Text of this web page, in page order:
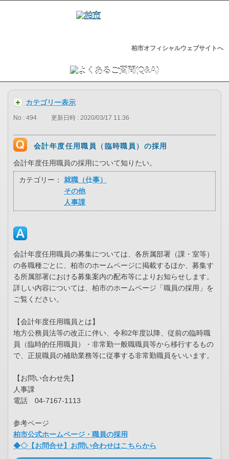
柏市オフィシャルウェブサイトへ
カテゴリー表示
No : 494 更新日時 : 2020/03/17 11:36
会計年度任用職員（臨時職員）の採用
会計年度任用職員の採用について知りたい。
カテゴリー：
就職（仕事）
その他
人事課
会計年度任用職員の募集については、各所属部署（課・室等）
の各職種ごとに、柏市のホームページに掲載するほか、募集す
る所属部署における募集案内の配布等によりお知らせします。
詳しい内容については、柏市のホームページ「職員の採用」を
ご覧ください。
【会計年度任用職員とは】
地方公務員法等の改正に伴い、令和2年度以降、従前の臨時職
員（臨時的任用職員）・非常勤一般職職員等から移行するもの
で、正規職員の補助業務等に従事する非常勤職員をいいます。
【お問い合わせ先】
人事課
電話 04-7167-1113
参考ページ
柏市公式ホームページ・職員の採用
◆◇【お問合せ】お問い合わせはこちらから